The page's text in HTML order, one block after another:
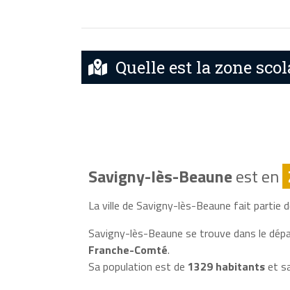
Quelle est la zone
Savigny-lès-Beauneest en
La ville de Savigny-lès-Beaune fait partie
Savigny-lès-Beaune se trouve dans le
Franche-Comté.
Sa population est de 1329 habitantset